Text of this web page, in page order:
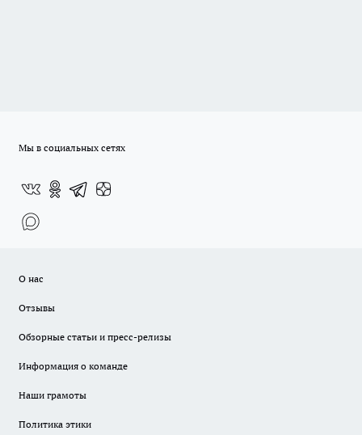
Мы в социальных сетях
О нас
Отзывы
Обзорные статьи и пресс-релизы
Информация о команде
Наши грамоты
Политика этики